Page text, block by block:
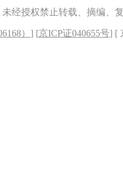
未经授权禁止转载、摘编、
） ] [京ICP证040655号] [